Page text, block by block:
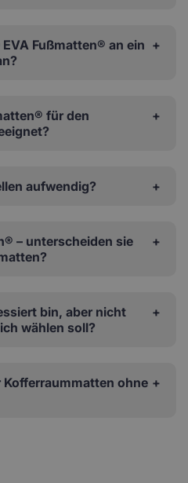
Fußmatten® an ein
für den
aufwendig?
– unterscheiden sie
bin, aber nicht
wählen soll?
ohne